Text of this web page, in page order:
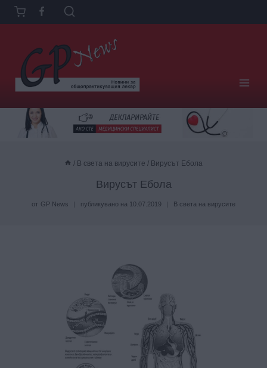
Към
съдържанието
/ В света на вирусите / Вирусът Ебола
Вирусът Ебола
от GP News публикувано на 10.07.2019 В света на вирусите